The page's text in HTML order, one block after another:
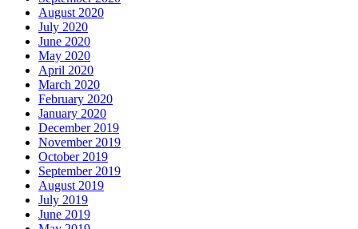
August 2020
July 2020
June 2020
May 2020
April 2020
March 2020
February 2020
January 2020
December 2019
November 2019
October 2019
September 2019
August 2019
July 2019
June 2019